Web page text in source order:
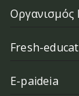
Fresh-
E-paideia